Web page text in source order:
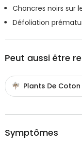
Chancres noirs sur
Défoliation
Peut aussi être
Plants De Coton
Symptômes